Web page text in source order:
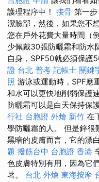
護理程序中！ 接骨 第一
潔臉部，然後，如果您不
您在戶外花費大量時間（
少佩戴30張防曬霜和防水
自身，SPF50就必須保護
證 台北 普考 記帳士 關鍵
照 游泳或運動時，SPF應
和水可以更快地削弱保護
防曬霜可以是白天保持保
行社 台胞證 外燴 新竹 在
學防曬霜的人。 但是鋅很
黑暗的皮膚而言，它的漂
題 撥筋台中 台胞證 香港
色皮膚特別有用，因為它
著。 台北 外燴 東海按摩